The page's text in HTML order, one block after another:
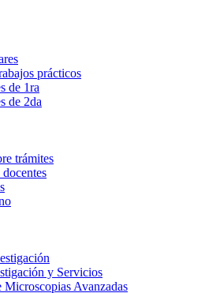
prácticos
de 1ra
de 2da
trámites
y Servicios
Microscopias Avanzadas